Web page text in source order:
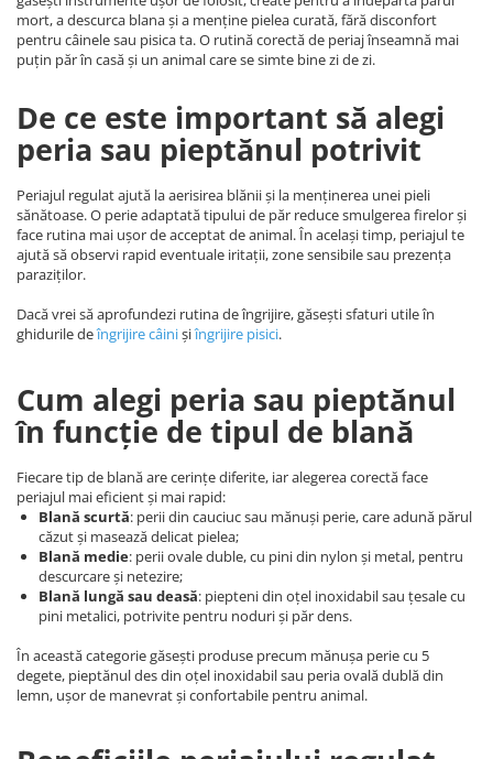
mort, a descurca blana și a menține pielea curată, fără disconfort
pentru câinele sau pisica ta. O rutină corectă de periaj înseamnă mai
puțin păr în casă și un animal care se simte bine zi de zi.
De ce este important să alegi
peria sau pieptănul potrivit
Periajul regulat ajută la aerisirea blănii și la menținerea unei pieli
sănătoase. O perie adaptată tipului de păr reduce smulgerea firelor și
face rutina mai ușor de acceptat de animal. În același timp, periajul te
ajută să observi rapid eventuale iritații, zone sensibile sau prezența
paraziților.
Dacă vrei să aprofundezi rutina de îngrijire, găsești sfaturi utile în
ghidurile deîngrijire câinișiîngrijire pisici.
Cum alegi peria sau pieptănul
în funcție de tipul de blană
Fiecare tip de blană are cerințe diferite, iar alegerea corectă face
periajul mai eficient și mai rapid:
Blană scurtă: perii din cauciuc sau mănuși perie, care adună părul
căzut și masează delicat pielea;
Blană medie: perii ovale duble, cu pini din nylon și metal, pentru
descurcare și netezire;
Blană lungă sau deasă: piepteni din oțel inoxidabil sau țesale cu
pini metalici, potrivite pentru noduri și păr dens.
În această categorie găsești produse precum mănușa perie cu 5
degete, pieptănul des din oțel inoxidabil sau peria ovală dublă din
lemn, ușor de manevrat și confortabile pentru animal.